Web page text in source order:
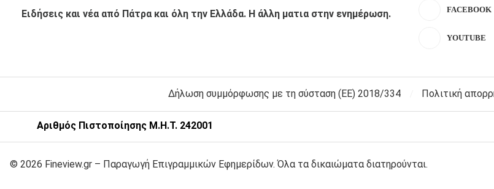
Ειδήσεις και νέα από Πάτρα και όλη την Ελλάδα. Η άλλη ματια στην ενημέρωση. FACEBOOK
YOUTUBE
Δήλωση συμμόρφωσης με τη σύσταση (ΕΕ) 2018/334 Πολιτική
Αριθμός Πιστοποίησης Μ.Η.Τ. 242001
© 2026 Fineview.gr – Παραγωγή Επιγραμμικών Εφημερίδων. Όλα τα δικαιώματα διατηρούνται.